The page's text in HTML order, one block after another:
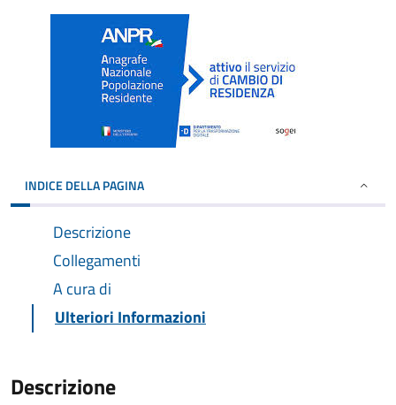
INDICE DELLA PAGINA
Descrizione
Collegamenti
A cura di
Ulteriori Informazioni
Descrizione